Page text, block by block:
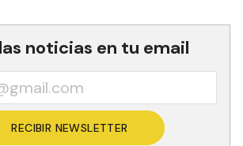
noticias en tu email
RECIBIR NEWSLETTER